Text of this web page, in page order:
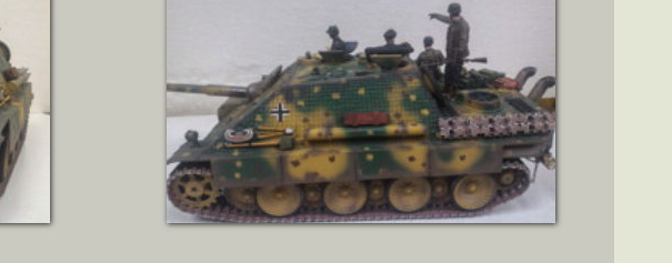
ZOBRAZIT DETAIL